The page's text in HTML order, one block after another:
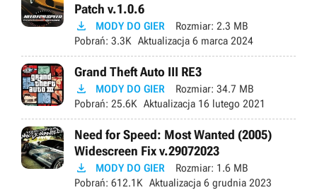
Patch v.1.0.6
 MODY DO GIER Rozmiar: 2.3 MB
Pobrań: 3.3K Aktualizacja 6 marca 2024
Grand Theft Auto III RE3
 MODY DO GIER Rozmiar: 34.7 MB
Pobrań: 25.6K Aktualizacja 16 lutego 2021
Need for Speed: Most Wanted (2005)
Widescreen Fix v.29072023
 MODY DO GIER Rozmiar: 1.6 MB
Pobrań: 612.1K Aktualizacja 6 grudnia 2023